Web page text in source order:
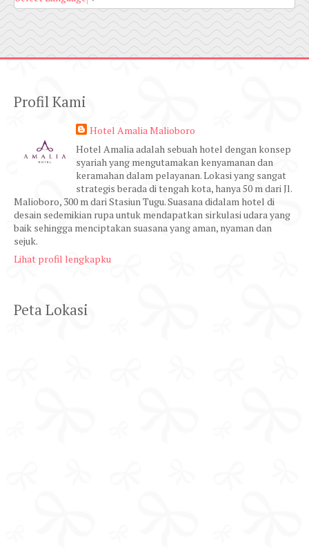
Profil Kami
Hotel Amalia Malioboro
Hotel Amalia adalah sebuah hotel dengan konsep
syariah yang mengutamakan kenyamanan dan
keramahan dalam pelayanan. Lokasi yang sangat
strategis berada di tengah kota, hanya 50 m dari Jl.
Malioboro, 300 m dari Stasiun Tugu. Suasana didalam hotel di
desain sedemikian rupa untuk mendapatkan sirkulasi udara yang
baik sehingga menciptakan suasana yang aman, nyaman dan
sejuk.
Lihat profil lengkapku
Peta Lokasi